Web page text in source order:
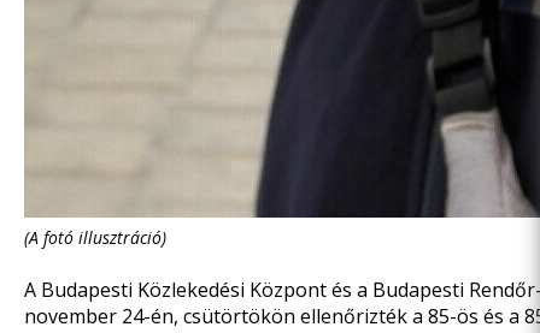
(A fotó illusztráció)
A Budapesti Közlekedési Központ és a Budapesti
november 24-én, csütörtökön ellenőrizték a 85-ös és a